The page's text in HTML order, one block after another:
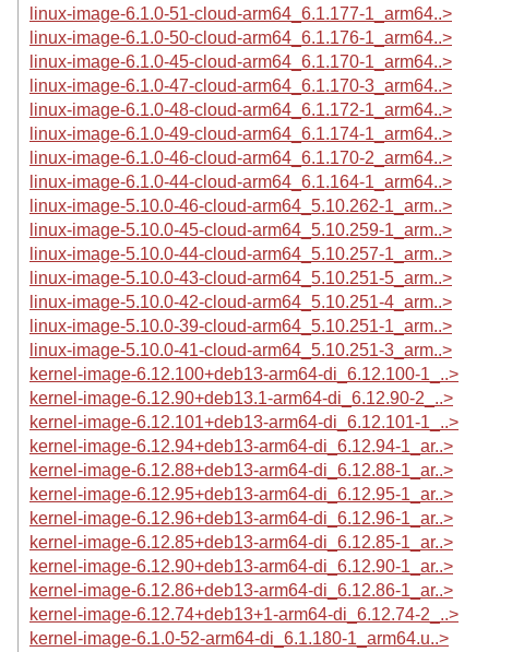
linux-image-6.1.0-51-cloud-arm64_6.1.177-1_arm64..>
linux-image-6.1.0-50-cloud-arm64_6.1.176-1_arm64..>
linux-image-6.1.0-45-cloud-arm64_6.1.170-1_arm64..>
linux-image-6.1.0-47-cloud-arm64_6.1.170-3_arm64..>
linux-image-6.1.0-48-cloud-arm64_6.1.172-1_arm64..>
linux-image-6.1.0-49-cloud-arm64_6.1.174-1_arm64..>
linux-image-6.1.0-46-cloud-arm64_6.1.170-2_arm64..>
linux-image-6.1.0-44-cloud-arm64_6.1.164-1_arm64..>
linux-image-5.10.0-46-cloud-arm64_5.10.262-1_arm..>
linux-image-5.10.0-45-cloud-arm64_5.10.259-1_arm..>
linux-image-5.10.0-44-cloud-arm64_5.10.257-1_arm..>
linux-image-5.10.0-43-cloud-arm64_5.10.251-5_arm..>
linux-image-5.10.0-42-cloud-arm64_5.10.251-4_arm..>
linux-image-5.10.0-39-cloud-arm64_5.10.251-1_arm..>
linux-image-5.10.0-41-cloud-arm64_5.10.251-3_arm..>
kernel-image-6.12.100+deb13-arm64-di_6.12.100-1_..>
kernel-image-6.12.90+deb13.1-arm64-di_6.12.90-2_..>
kernel-image-6.12.101+deb13-arm64-di_6.12.101-1_..>
kernel-image-6.12.94+deb13-arm64-di_6.12.94-1_ar..>
kernel-image-6.12.88+deb13-arm64-di_6.12.88-1_ar..>
kernel-image-6.12.95+deb13-arm64-di_6.12.95-1_ar..>
kernel-image-6.12.96+deb13-arm64-di_6.12.96-1_ar..>
kernel-image-6.12.85+deb13-arm64-di_6.12.85-1_ar..>
kernel-image-6.12.90+deb13-arm64-di_6.12.90-1_ar..>
kernel-image-6.12.86+deb13-arm64-di_6.12.86-1_ar..>
kernel-image-6.12.74+deb13+1-arm64-di_6.12.74-2_..>
kernel-image-6.1.0-52-arm64-di_6.1.180-1_arm64.u..>